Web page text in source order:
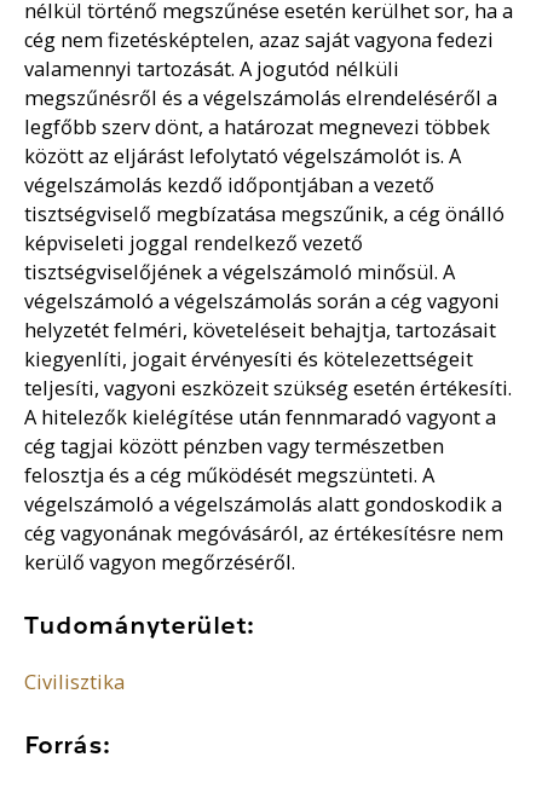
nélkül történő megszűnése esetén kerülhet sor, ha a
cég nem fizetésképtelen, azaz saját vagyona fedezi
valamennyi tartozását. A jogutód nélküli
megszűnésről és a végelszámolás elrendeléséről a
legfőbb szerv dönt, a határozat megnevezi többek
között az eljárást lefolytató végelszámolót is. A
végelszámolás kezdő időpontjában a vezető
tisztségviselő megbízatása megszűnik, a cég önálló
képviseleti joggal rendelkező vezető
tisztségviselőjének a végelszámoló minősül. A
végelszámoló a végelszámolás során a cég vagyoni
helyzetét felméri, követeléseit behajtja, tartozásait
kiegyenlíti, jogait érvényesíti és kötelezettségeit
teljesíti, vagyoni eszközeit szükség esetén értékesíti.
A hitelezők kielégítése után fennmaradó vagyont a
cég tagjai között pénzben vagy természetben
felosztja és a cég működését megszünteti. A
végelszámoló a végelszámolás alatt gondoskodik a
cég vagyonának megóvásáról, az értékesítésre nem
kerülő vagyon megőrzéséről.
Tudományterület:
Civilisztika
Forrás: